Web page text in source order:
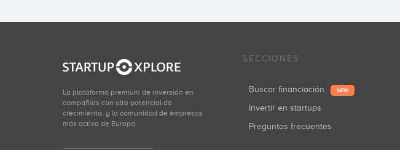
La plataforma premium de inversión en
compañías con alto potencial de
crecimiento, y la comunidad de empresas
más activa de Europa.
SECCIONES
Buscar financiación NEW
Invertir en startups
Preguntas frecuentes